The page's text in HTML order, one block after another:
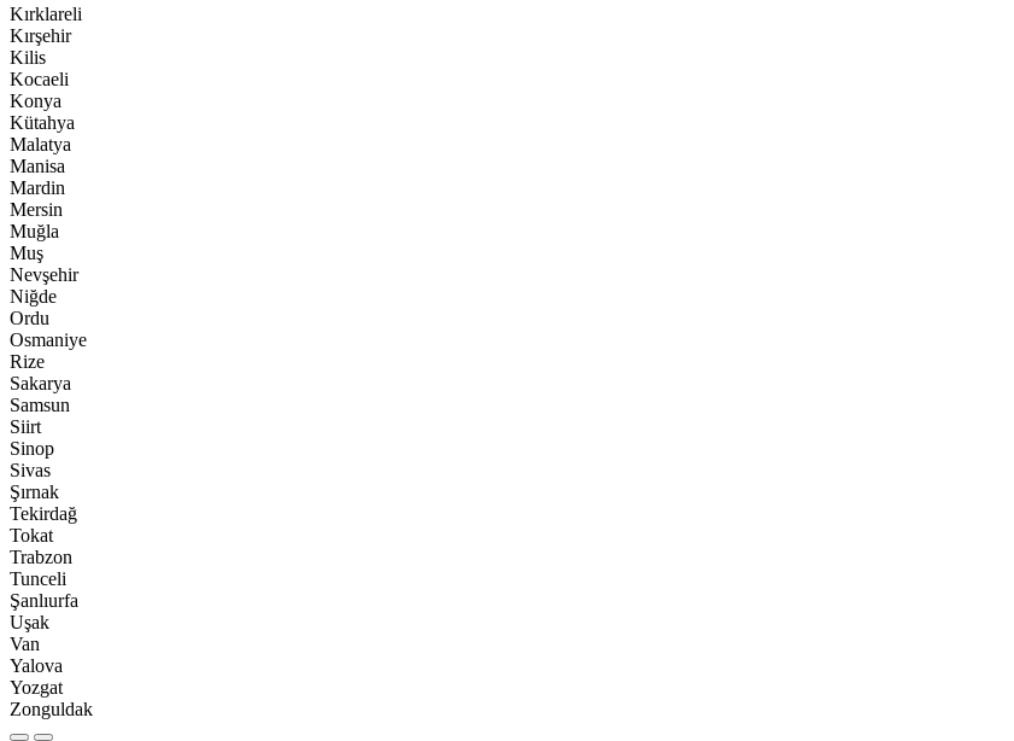
Kırklareli
Kırşehir
Kilis
Kocaeli
Konya
Kütahya
Malatya
Manisa
Mardin
Mersin
Muğla
Muş
Nevşehir
Niğde
Ordu
Osmaniye
Rize
Sakarya
Samsun
Siirt
Sinop
Sivas
Şırnak
Tekirdağ
Tokat
Trabzon
Tunceli
Şanlıurfa
Uşak
Van
Yalova
Yozgat
Zonguldak